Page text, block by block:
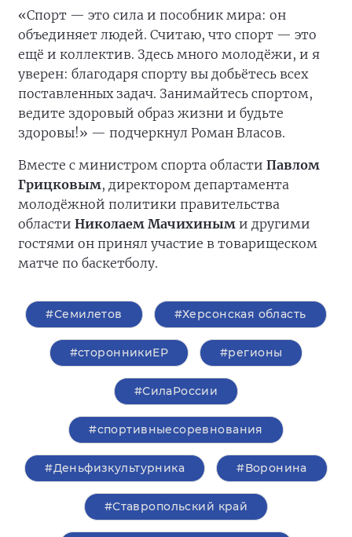
«Спорт — это сила и пособник мира: он
объединяет людей. Считаю, что спорт — это
ещё и коллектив. Здесь много молодёжи, и я
уверен: благодаря спорту вы добьётесь всех
поставленных задач. Занимайтесь спортом,
ведите здоровый образ жизни и будьте
здоровы!» — подчеркнул Роман Власов.
Вместе с министром спорта области Павлом
Грицковым, директором департамента
молодёжной политики правительства
области Николаем Мачихиным и другими
гостями он принял участие в товарищеском
матче по баскетболу.
#Семилетов #Херсонская область
#сторонникиЕР #регионы
#СилаРоссии
#спортивныесоревнования
#Деньфизкультурника #Воронина
#Ставропольский край